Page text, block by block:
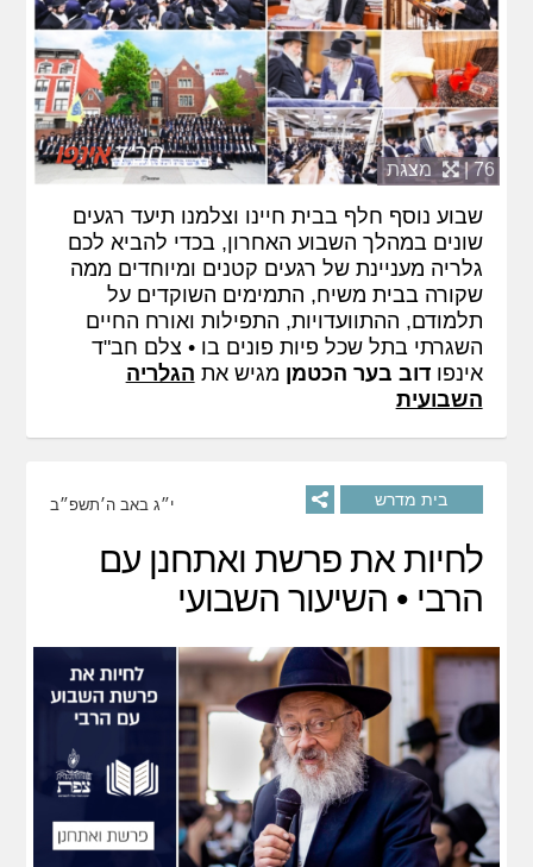
76 | מצגת
שבוע נוסף חלף בבית חיינו וצלמנו תיעד רגעים
שונים במהלך השבוע האחרון, בכדי להביא לכם
גלריה מעניינת של רגעים קטנים ומיוחדים ממה
שקורה בבית משיח, התמימים השוקדים על
תלמודם, ההתוועדויות, התפילות ואורח החיים
השגרתי בתל שכל פיות פונים בו • צלם חב"ד
אינפודוב בער הכטמן מגיש את הגלריה
השבועית
בית מדרש י״ג באב ה׳תשפ״ב
לחיות את פרשת ואתחנן עם
הרבי • השיעור השבועי